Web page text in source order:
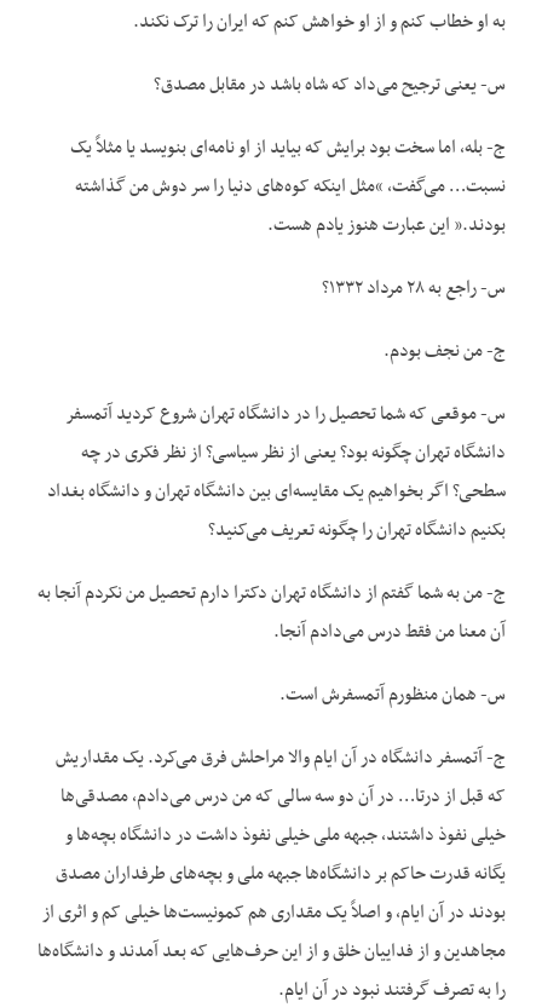
به او خطاب کنم و از او خواهش کنم که ایران را ترک نکند.
س- یعنی ترجیح می‌داد که شاه باشد در مقابل مصدق؟
ج- بله، اما سخت بود برایش که بیاید از او نامه‌ای بنویسد یا مثلاً یک
نسبت… می‌گفت، “مثل اینکه کوه‌های دنیا را سر دوش من گذاشته
بودند.” این عبارت هنوز یادم هست.
س- راجع به ۲۸ مرداد ۱۳۳۲؟
ج- من نجف بودم.
س- موقعی که شما تحصیل را در دانشگاه تهران شروع کردید آتمسفر
دانشگاه تهران چگونه بود؟ یعنی از نظر سیاسی؟ از نظر فکری در چه
سطحی؟ اگر بخواهیم یک مقایسه‌ای بین دانشگاه تهران و دانشگاه بغداد
بکنیم دانشگاه تهران را چگونه تعریف می‌کنید؟
ج- من به شما گفتم از دانشگاه تهران دکترا دارم تحصیل من نکردم آنجا به
آن معنا من فقط درس می‌دادم آنجا.
س- همان منظورم آتمسفرش است.
ج- آتمسفر دانشگاه در آن ایام والا مراحلش فرق می‌کرد. یک مقداریش
که قبل از درتا… در آن دو سه سالی که من درس می‌دادم، مصدقی‌ها
خیلی نفوذ داشتند، جبهه ملی خیلی نفوذ داشت در دانشگاه بچه‌ها و
یگانه قدرت حاکم بر دانشگاه‌ها جبهه ملی و بچه‌‌های طرفداران مصدق
بودند در آن ایام، و اصلاً یک مقداری هم کمونیست‌ها خیلی کم و اثری از
مجاهدین و از فداییان خلق و از این حرف‌هایی که بعد آمدند و دانشگاه‌ها
را به تصرف گرفتند نبود در آن ایام.